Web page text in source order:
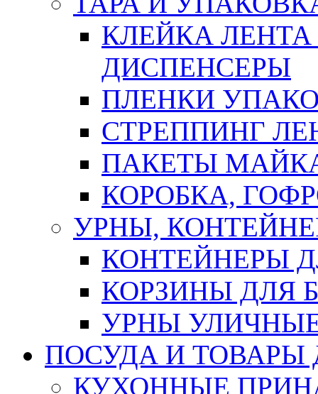
КЛЕЙКА
ДИСПЕНСЕРЫ
ПЛЕНКИ
СТРЕППИНГ
ПАКЕТЫ
КОРОБКА,
УРНЫ,
КОНТЕЙНЕРЫ
КОРЗИНЫ ДЛЯ
УРНЫ
ПОСУДА И ТОВАРЫ
КУХОННЫЕ